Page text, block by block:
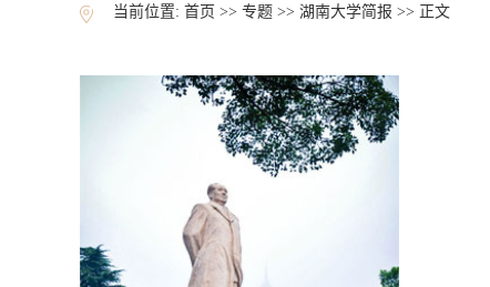
当前位置: 首页 >> 专题 >> 湖南大学简报 >> 正文